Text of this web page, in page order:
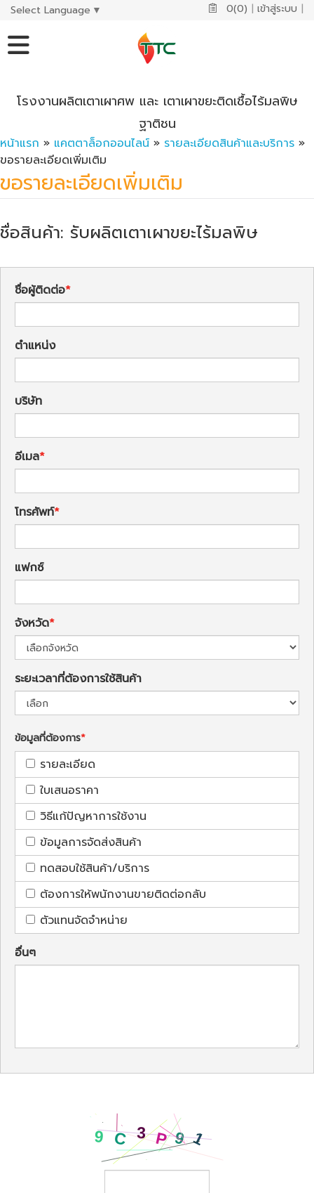
Select Language ▼ 0(0) | เข้าสู่ระบบ |
โรงงานผลิตเตาเผาศพ และ เตาเผาขยะติดเชื้อไร้มลพิษ
ฐาติชน
หน้าแรก » แคตตาล็อกออนไลน์ » รายละเอียดสินค้าและบริการ »
ขอรายละเอียดเพิ่มเติม
ขอรายละเอียดเพิ่มเติม
ชื่อสินค้า: รับผลิตเตาเผาขยะไร้มลพิษ
ชื่อผู้ติดต่อ
ตำแหน่ง
บริษัท
อีเมล
โทรศัพท์
แฟกซ์
จังหวัด
ระยะเวลาที่ต้องการใช้สินค้า
ข้อมูลที่ต้องการ
รายละเอียด
ใบเสนอราคา
วิธีแก้ปัญหาการใช้งาน
ข้อมูลการจัดส่งสินค้า
ทดสอบใช้สินค้า/บริการ
ต้องการให้พนักงานขายติดต่อกลับ
ตัวแทนจัดจำหน่าย
อื่นๆ